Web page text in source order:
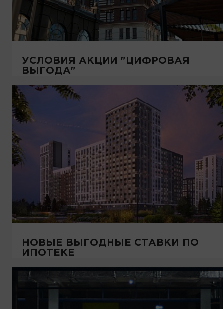
УСЛОВИЯ АКЦИИ "ЦИФРОВАЯ
ВЫГОДА"
НОВЫЕ ВЫГОДНЫЕ СТАВКИ ПО
ИПОТЕКЕ